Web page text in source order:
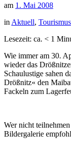
am 1. Mai 2008
in Aktuell, Tourismus
Lesezeit: ca. < 1
Wie immer am 30.
wieder das
Schaulustige sahen
Drößnitz« den
Fackeln zum
Wer nicht
Bildergalerie